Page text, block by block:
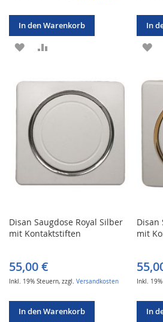
In den Warenkorb
ZUR
HINZUFÜGENHINZUFÜGEN
In
Disan Saugdose Royal Silber
mit Kontaktstiften
55,00 €
Inkl. 19% Steuern, zzgl. Versandkosten
In den Warenkorb
Disan
mit
Inkl.
In